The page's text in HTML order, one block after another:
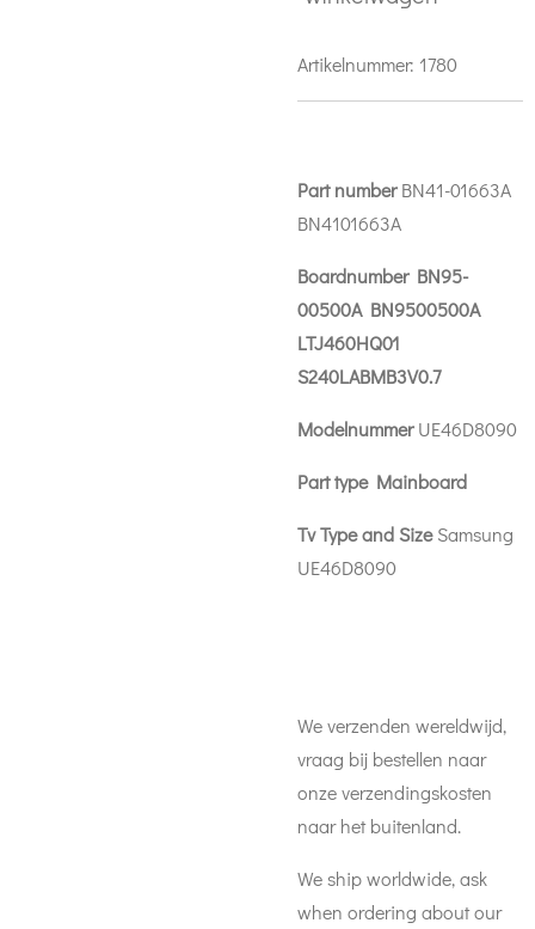
Artikelnummer: 1780
Part numberBN41-01663A
BN4101663A
Boardnumber BN95-
00500A BN9500500A
LTJ460HQ01
S240LABMB3V0.7
ModelnummerUE46D8090
Part type Mainboard
Tv Type and SizeSamsung
UE46D8090
We verzenden wereldwijd,
vraag bij bestellen naar
onze verzendingskosten
naar het buitenland.
We ship worldwide, ask
when ordering about our